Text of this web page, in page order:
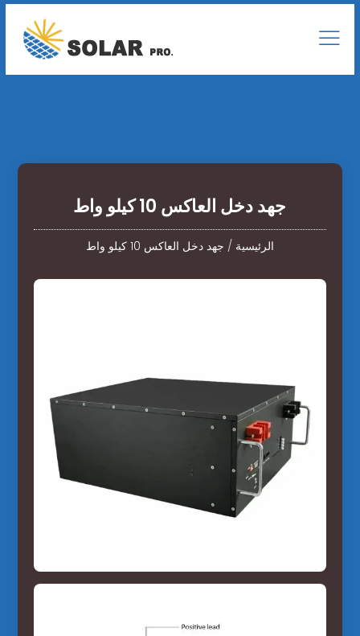
جهد دخل العاكس 10 كيلو واط
الرئيسية / جهد دخل العاكس 10 كيلو واط